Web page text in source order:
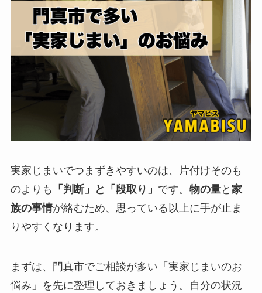
実家じまいでつまずきやすいのは、片付けそのも
のよりも
「判断」と「段取り」 です。 物の量と 家
族の事情が絡むため、思っている以上に手が止ま
りやすくなります。
まずは、門真市でご相談が多い「実家じまいのお
悩み」を先に整理しておきましょう。自分の状況